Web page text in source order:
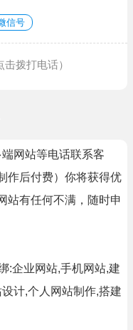
信号
击拨打电话）
网站等电话联系客
作后付费）你将获得优
站有任何不满，随时申
:企业网站,手机网站,建
计,个人网站制作,搭建